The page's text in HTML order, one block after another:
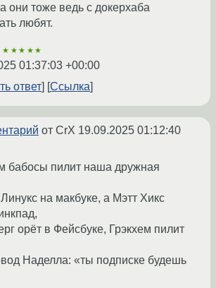
они тоже ведь с докерхаба
любят.
★★★★★
01:37:03 +00:00
ответ
Ссылка
от CrX 19.09.2025 01:12:40
бабосы пилит наша дружная
на макбуке, а Мэтт Хикс
орёт в Фейсбуке, Грэкхем пилит
Наделла: «ты подписке будешь